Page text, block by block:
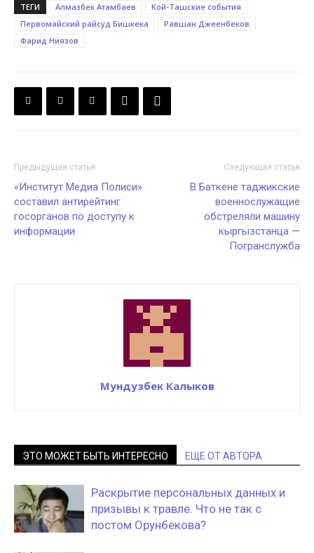
ТЕГИ Алмазбек Атамбаев
Кой-Ташские события
Первомайский райсуд Бишкека
Равшан Джеенбеков
Фарид Ниязов
Предыдущая статья
«Институт Медиа Полиси»
составил антирейтинг
госорганов по доступу к
информации
Следующая статья
В Баткене таджикские
военнослужащие
обстреляли машину
кыргызстанца —
Погранслужба
Мундузбек Калыков
ЭТО МОЖЕТ БЫТЬ ИНТЕРЕСНО ЕЩЕ ОТ АВТОРА
Раскрытие персональных данных и
призывы к травле. Что не так с
постом Орунбекова?